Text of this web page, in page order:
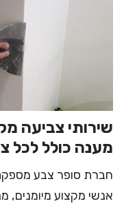
שירותי צביעה
מענה כולל לכל
חברת סופר צבעמספקת
אנשי מקצוע מיומנים,